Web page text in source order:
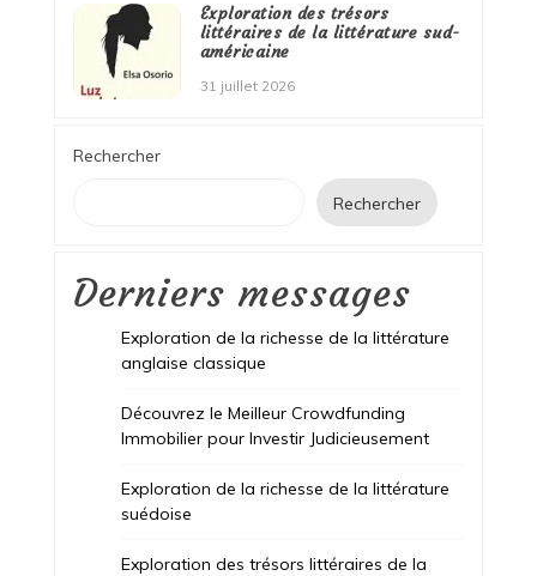
Exploration des trésors
littéraires de la littérature sud-
américaine
31 juillet 2026
Rechercher
Rechercher
Derniers messages
Exploration de la richesse de la littérature
anglaise classique
Découvrez le Meilleur Crowdfunding
Immobilier pour Investir Judicieusement
Exploration de la richesse de la littérature
suédoise
Exploration des trésors littéraires de la